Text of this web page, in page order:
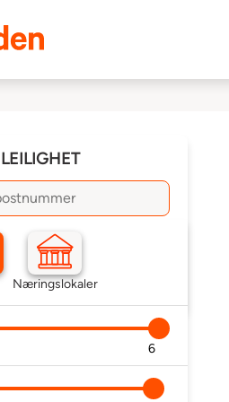
Heimstaden
Næringslokaler
Kart
(0)